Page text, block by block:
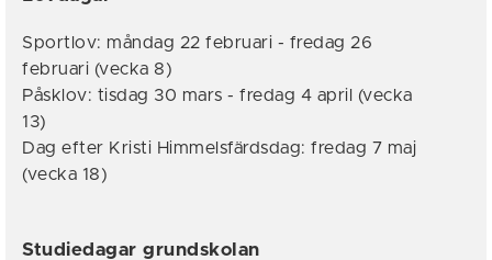
Sportlov: måndag 22 februari - fredag 26
februari (vecka 8)
Påsklov: tisdag 30 mars - fredag 4 april (vecka
13)
Dag efter Kristi Himmelsfärdsdag: fredag 7 maj
(vecka 18)
Studiedagar grundskolan